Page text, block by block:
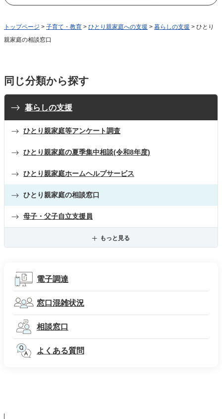
トップページ > 子育て・教育 > ひとり親家庭への支援 > 暮らしの支援 > ひとり
親家庭の相談窓口
同じ分類から探す
暮らしの支援
ひとり親家庭等アンケート調査
ひとり親家庭の夏季集中相談(令和8年度)
ひとり親家庭ホームヘルプサービス
ひとり親家庭の相談窓口
母子・父子自立支援員
もっと見る
電子調達
窓口混雑状況
相談窓口
よくある質問